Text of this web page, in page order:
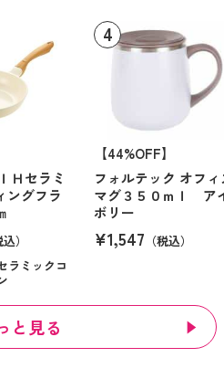
Ｈセラミ
ングフラ
込）
ラミックコ
【44%OFF】
フォルテック オフィ
マグ３５０ｍｌ ア
ボリー
¥1,547 （税込）
と見る